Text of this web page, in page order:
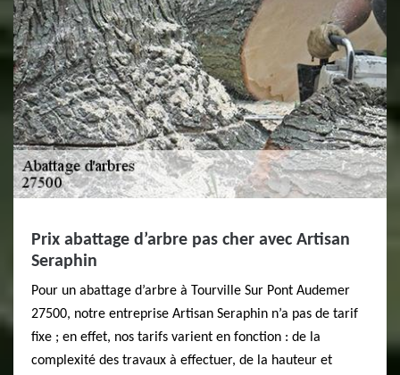
Prix abattage d’arbre pas cher avec Artisan
Seraphin
Pour un abattage d’arbre à Tourville Sur Pont Audemer
27500, notre entreprise Artisan Seraphin n’a pas de tarif
fixe ; en effet, nos tarifs varient en fonction : de la
complexité des travaux à effectuer, de la hauteur et